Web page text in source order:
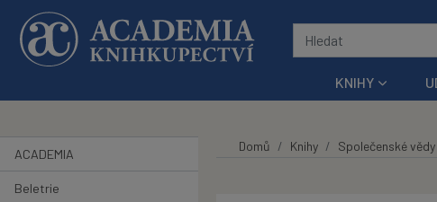
Přeskočit na hlavní obsah
KNIHY
ACADEMIA
Beletrie
Domů Knihy Společenské vědy